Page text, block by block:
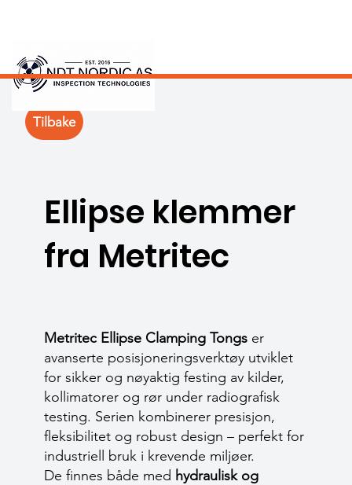
Ellipse klemmer
fra Metritec
Metritec Ellipse Clamping Tongs er
avanserte posisjoneringsverktøy utviklet
for sikker og nøyaktig festing av kilder,
kollimatorer og rør under radiografisk
testing. Serien kombinerer presisjon,
fleksibilitet og robust design – perfekt for
industriell bruk i krevende miljøer.
De finnes både med hydraulisk og
Tilbake